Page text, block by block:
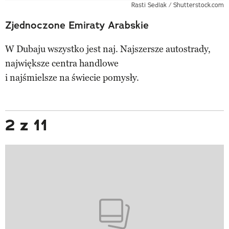
Rasti Sedlak / Shutterstock.com
Zjednoczone Emiraty Arabskie
W Dubaju wszystko jest naj. Najszersze autostrady,
największe centra handlowe
i najśmielsze na świecie pomysły.
2 z 11